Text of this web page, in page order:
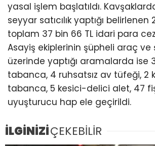
yasal işlem başlatıldı.
seyyar satıcılık yaptığı belirlenen
toplam 37 bin 66 TL idari para
Asayiş ekiplerinin şüpheli araç ve
üzerinde yaptığı aramalarda ise
tabanca, 4 ruhsatsız av tüfeği, 2
tabanca, 5 kesici-delici alet, 47
uyuşturucu hap ele geçirildi.
İLGİNİZİÇEKEBİLİR